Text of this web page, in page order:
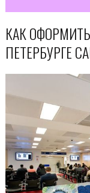
КАК
ПЕТЕРБУРГЕ